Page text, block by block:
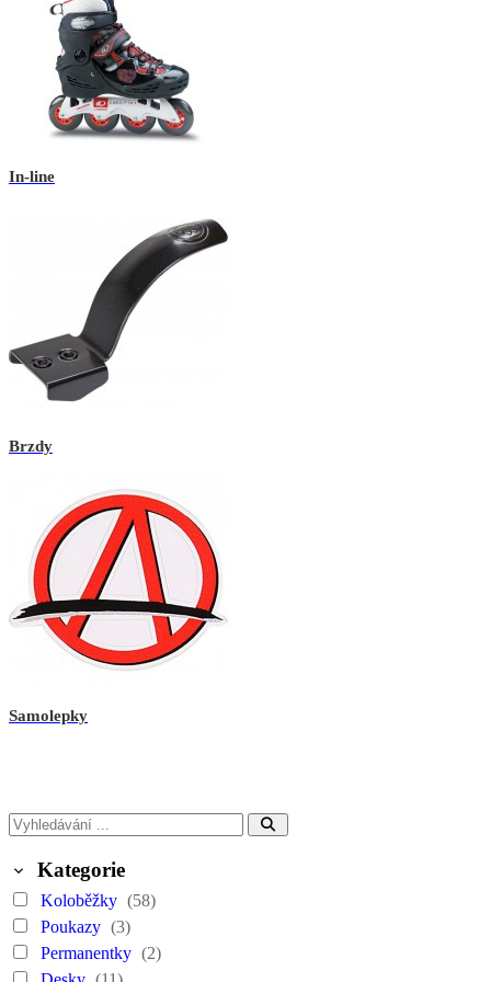
In-line
Brzdy
Samolepky
Kategorie
Koloběžky (58)
Poukazy (3)
Permanentky (2)